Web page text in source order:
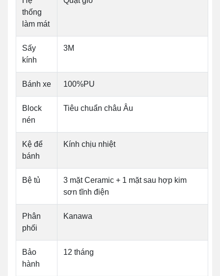
thống
làm mát
Sấy
kính
3M
Bánh xe 100%PU
Block
nén
Tiêu chuẩn châu Âu
Kệ để
bánh
Kính chịu nhiệt
Bệ tủ
3 mặt Ceramic + 1 mặt sau hợp kim
sơn tĩnh điện
Phân
phối
Kanawa
Bảo
hành
12 tháng